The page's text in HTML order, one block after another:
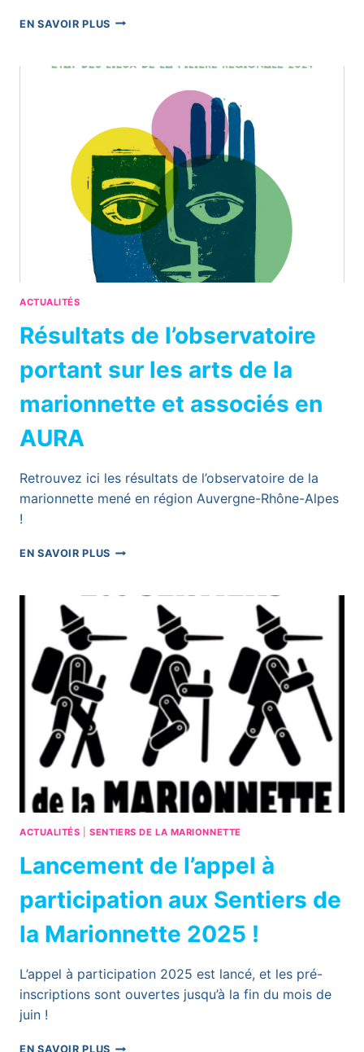
EN SAVOIR PLUSPROCHAIN
LE
RAMDAM
POUR
L’ASSEMBLÉE
GÉNÉRALE
ACTUALITÉS
Résultats de l’observatoire
portant sur les arts de la
marionnette et associés en
AURA
Retrouvez ici les résultats de l’observatoire de la
marionnette mené en région Auvergne-Rhône-Alpes
!
EN SAVOIR PLUSRÉSULTATS
PORTANT
MARIONNETTE
ASSOCIÉS
AURA
ACTUALITÉS |SENTIERS DE LA MARIONNETTE
Lancement de l’appel à
participation aux Sentiers de
la Marionnette 2025 !
L’appel à participation 2025 est lancé, et les pré-
inscriptions sont ouvertes jusqu’à la fin du mois de
juin !
EN SAVOIR PLUSLANCEMENT